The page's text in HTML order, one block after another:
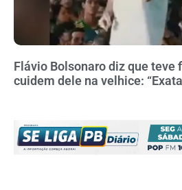
Flávio Bolsonaro diz que teve
cuidem dele na velhice: